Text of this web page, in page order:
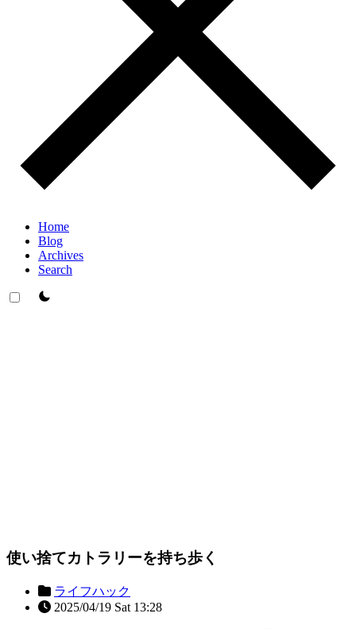
Home
Blog
Archives
Search
theme switcher
使い捨てカトラリーを持ち歩く
ライフハック
2025/04/19 Sat 13:28